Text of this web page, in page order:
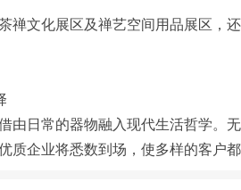
禅文化展区及禅艺空间用品展区，
由日常的器物融入现代生活哲学。
质企业将悉数到场，使多样的客户